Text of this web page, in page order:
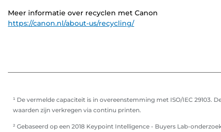
Meer informatie over recyclen met Canon
https://canon.nl/about-us/recycling/
¹ De vermelde capaciteit is in overeenstemming met ISO/IEC 29103.
waarden zijn verkregen via continu printen.
² Gebaseerd op een 2018 Keypoint Intelligence - Buyers Lab-